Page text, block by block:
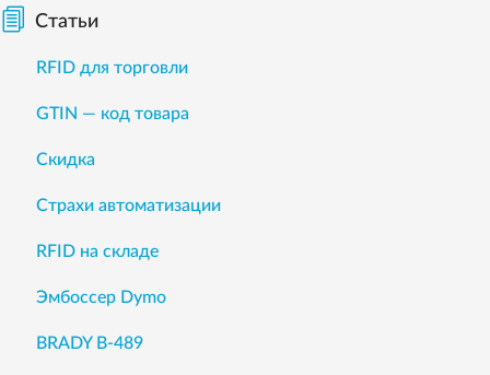
Статьи
RFID для торговли
GTIN — код товара
Скидка
Страхи автоматизации
RFID на складе
Эмбоссер Dymo
BRADY B-489